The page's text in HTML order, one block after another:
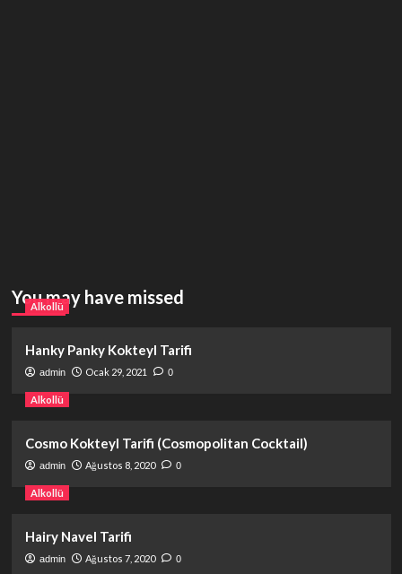
You may have missed
Alkollü
Hanky Panky Kokteyl Tarifi
admin Ocak 29, 2021 0
Alkollü
Cosmo Kokteyl Tarifi (Cosmopolitan Cocktail)
admin Ağustos 8, 2020 0
Alkollü
Hairy Navel Tarifi
admin Ağustos 7, 2020 0